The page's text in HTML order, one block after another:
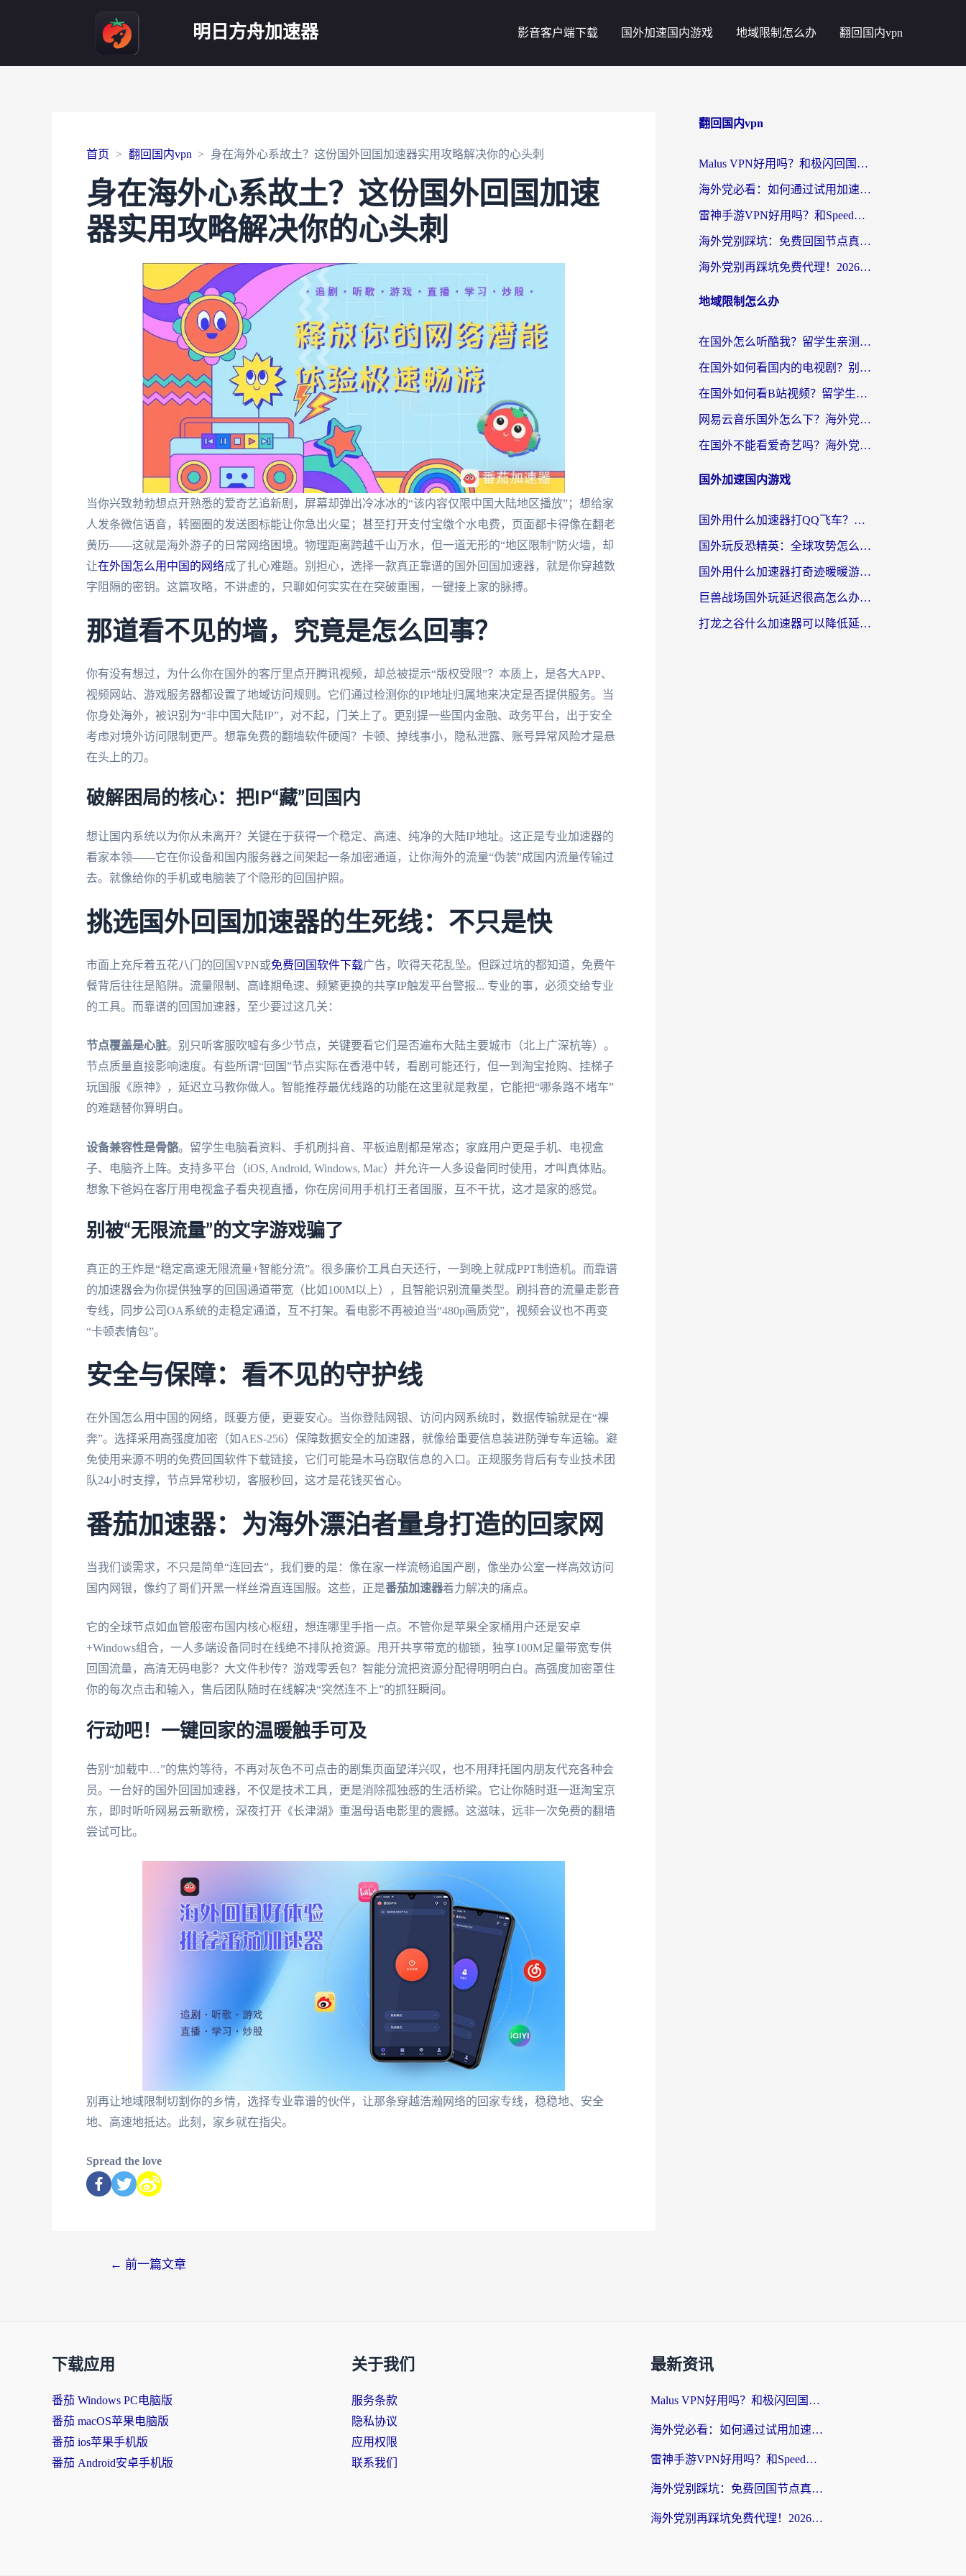
明日方舟加速器 影音客户端下载 国外加速国内游戏 地域限制怎么办 翻回国内vpn
首页 翻回国内vpn 身在海外心系故土？这份国外回国加速器实用攻略解决你的心头刺
身在海外心系故土？这份国外回国加速
器实用攻略解决你的心头刺
当你兴致勃勃想点开熟悉的爱奇艺追新剧，屏幕却弹出冷冰冰的“该内容仅限中国大陆地区播放”；想给家
人发条微信语音，转圈圈的发送图标能让你急出火星；甚至打开支付宝缴个水电费，页面都卡得像在翻老
黄历——这就是海外游子的日常网络困境。物理距离跨越千山万水，但一道无形的“地区限制”防火墙，却
让在外国怎么用中国的网络成了扎心难题。别担心，选择一款真正靠谱的国外回国加速器，就是你穿越数
字阻隔的密钥。这篇攻略，不讲虚的，只聊如何实实在在突破重围，一键接上家的脉搏。
那道看不见的墙，究竟是怎么回事？
你有没有想过，为什么你在国外的客厅里点开腾讯视频，却总被提示“版权受限”？本质上，是各大APP、
视频网站、游戏服务器都设置了地域访问规则。它们通过检测你的IP地址归属地来决定是否提供服务。当
你身处海外，被识别为“非中国大陆IP”，对不起，门关上了。更别提一些国内金融、政务平台，出于安全
考虑对境外访问限制更严。想靠免费的翻墙软件硬闯？卡顿、掉线事小，隐私泄露、账号异常风险才是悬
在头上的刀。
破解困局的核心：把IP“藏”回国内
想让国内系统以为你从未离开？关键在于获得一个稳定、高速、纯净的大陆IP地址。这正是专业加速器的
看家本领——它在你设备和国内服务器之间架起一条加密通道，让你海外的流量“伪装”成国内流量传输过
去。就像给你的手机或电脑装了个隐形的回国护照。
挑选国外回国加速器的生死线：不只是快
市面上充斥着五花八门的回国VPN或免费回国软件下载广告，吹得天花乱坠。但踩过坑的都知道，免费午
餐背后往往是陷阱。流量限制、高峰期龟速、频繁更换的共享IP触发平台警报... 专业的事，必须交给专业
的工具。而靠谱的回国加速器，至少要过这几关：
节点覆盖是心脏。别只听客服吹嘘有多少节点，关键要看它们是否遍布大陆主要城市（北上广深杭等）。
节点质量直接影响速度。有些所谓“回国”节点实际在香港中转，看剧可能还行，但一到淘宝抢购、挂梯子
玩国服《原神》，延迟立马教你做人。智能推荐最优线路的功能在这里就是救星，它能把“哪条路不堵车”
的难题替你算明白。
设备兼容性是骨骼。留学生电脑看资料、手机刷抖音、平板追剧都是常态；家庭用户更是手机、电视盒
子、电脑齐上阵。支持多平台（iOS, Android, Windows, Mac）并允许一人多设备同时使用，才叫真体贴。
想象下爸妈在客厅用电视盒子看央视直播，你在房间用手机打王者国服，互不干扰，这才是家的感觉。
别被“无限流量”的文字游戏骗了
真正的王炸是“稳定高速无限流量+智能分流”。很多廉价工具白天还行，一到晚上就成PPT制造机。而靠谱
的加速器会为你提供独享的回国通道带宽（比如100M以上），且智能识别流量类型。刷抖音的流量走影音
专线，同步公司OA系统的走稳定通道，互不打架。看电影不再被迫当“480p画质党”，视频会议也不再变
“卡顿表情包”。
安全与保障：看不见的守护线
在外国怎么用中国的网络，既要方便，更要安心。当你登陆网银、访问内网系统时，数据传输就是在“裸
奔”。选择采用高强度加密（如AES-256）保障数据安全的加速器，就像给重要信息装进防弹专车运输。避
免使用来源不明的免费回国软件下载链接，它们可能是木马窃取信息的入口。正规服务背后有专业技术团
队24小时支撑，节点异常秒切，客服秒回，这才是花钱买省心。
番茄加速器：为海外漂泊者量身打造的回家网
当我们谈需求，不只是简单“连回去”，我们要的是：像在家一样流畅追国产剧，像坐办公室一样高效访问
国内网银，像约了哥们开黑一样丝滑直连国服。这些，正是番茄加速器着力解决的痛点。
它的全球节点如血管般密布国内核心枢纽，想连哪里手指一点。不管你是苹果全家桶用户还是安卓
+Windows组合，一人多端设备同时在线绝不排队抢资源。甩开共享带宽的枷锁，独享100M足量带宽专供
回国流量，高清无码电影？大文件秒传？游戏零丢包？智能分流把资源分配得明明白白。高强度加密罩住
你的每次点击和输入，售后团队随时在线解决“突然连不上”的抓狂瞬间。
行动吧！一键回家的温暖触手可及
告别“加载中…”的焦灼等待，不再对灰色不可点击的剧集页面望洋兴叹，也不用拜托国内朋友代充各种会
员。一台好的国外回国加速器，不仅是技术工具，更是消除孤独感的生活桥梁。它让你随时逛一逛淘宝京
东，即时听听网易云新歌榜，深夜打开《长津湖》重温母语电影里的震撼。这滋味，远非一次免费的翻墙
尝试可比。
别再让地域限制切割你的乡情，选择专业靠谱的伙伴，让那条穿越浩瀚网络的回家专线，稳稳地、安全
地、高速地抵达。此刻，家乡就在指尖。
Spread the love
← 前一篇文章
翻回国内vpn
Malus VPN好用吗？和极闪回国VPN对比哪个回国效果更好？海外党亲测3款加速器+避坑指南
海外党必看：如何通过试用加速器解决国内APP地区限制？附2026最新对比测评
雷神手游VPN好用吗？和SpeedCN VPN对比哪个回国效果更好？海外党亲测3款加速器+避坑指南
海外党别踩坑：免费回国节点真的靠谱吗？教你选对加速器无缝访问国内资源
海外党别再踩坑免费代理！2026回国加速器全攻略：从选线到避坑，无缝访问国内资源
地域限制怎么办
在国外怎么听酷我？留学生亲测：用对加速器就能畅听国内音乐听书
在国外如何看国内的电视剧？别让地域限制成为追剧路上的绊脚石
在国外如何看B站视频？留学生亲测有效的回国加速器选择指南
网易云音乐国外怎么下？海外党亲测有效的回国加速器指南
在国外不能看爱奇艺吗？海外党追剧必看的回国加速器选择指南
国外加速国内游戏
国外用什么加速器打QQ飞车？海外党亲测有效的国服游戏加速指南
国外玩反恐精英：全球攻势怎么不卡？老玩家亲测的加速器选择指南
国外用什么加速器打奇迹暖暖游戏？海外党国服手游畅玩全攻略（附3款热门游戏实测）
巨兽战场国外玩延迟很高怎么办？海外党亲测的国服游戏加速解决方案
打龙之谷什么加速器可以降低延迟？海外玩家亲测有效的国服加速指南
下载应用
番茄 Windows PC电脑版
番茄 macOS苹果电脑版
番茄 ios苹果手机版
番茄 Android安卓手机版
关于我们
服务条款
隐私协议
应用权限
联系我们
最新资讯
Malus VPN好用吗？和极闪回国VPN对比哪个回国效果更好？海外党亲测3款加速器+避坑指南
海外党必看：如何通过试用加速器解决国内APP地区限制？附2026最新对比测评
雷神手游VPN好用吗？和SpeedCN VPN对比哪个回国效果更好？海外党亲测3款加速器+避坑指南
海外党别踩坑：免费回国节点真的靠谱吗？教你选对加速器无缝访问国内资源
海外党别再踩坑免费代理！2026回国加速器全攻略：从选线到避坑，无缝访问国内资源